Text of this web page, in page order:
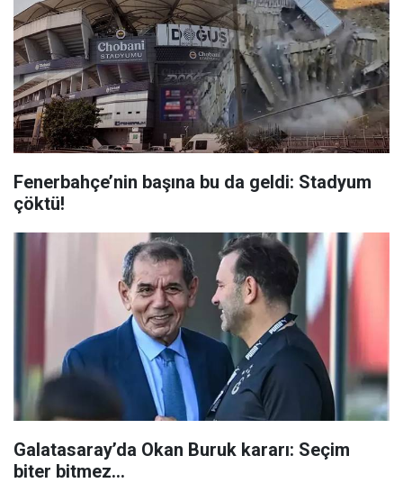
Fenerbahçe’nin başına bu da geldi: Stadyum
çöktü!
Galatasaray’da Okan Buruk kararı: Seçim
biter bitmez…